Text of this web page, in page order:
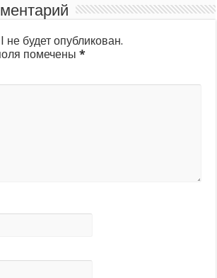
будет опубликован.
помечены*